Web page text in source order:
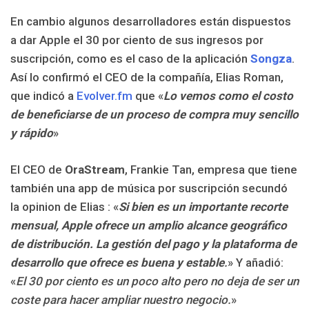
En cambio algunos desarrolladores están dispuestos
a dar Apple el 30 por ciento de sus ingresos por
suscripción, como es el caso de la aplicación Songza.
Así lo confirmó el CEO de la compañía, Elias Roman,
que indicó a Evolver.fm que «Lo vemos como el costo
de beneficiarse de un proceso de compra muy sencillo
y rápido»
El CEO de OraStream, Frankie Tan, empresa que tiene
también una app de música por suscripción secundó
la opinion de Elias : «Si bien es un importante recorte
mensual, Apple ofrece un amplio alcance geográfico
de distribución. La gestión del pago y la plataforma de
desarrollo que ofrece es buena y estable.» Y añadió:
«El 30 por ciento es un poco alto pero no deja de ser un
coste para hacer ampliar nuestro negocio.»